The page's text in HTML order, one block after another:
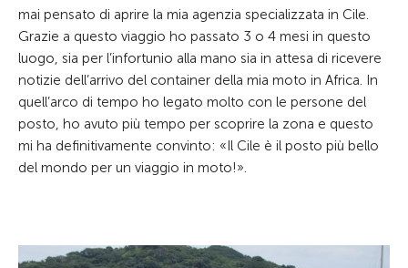
mai pensato di aprire la mia agenzia specializzata in Cile.
Grazie a questo viaggio ho passato 3 o 4 mesi in questo
luogo, sia per l’infortunio alla mano sia in attesa di ricevere
notizie dell’arrivo del container della mia moto in Africa. In
quell’arco di tempo ho legato molto con le persone del
posto, ho avuto più tempo per scoprire la zona e questo
mi ha definitivamente convinto: «Il Cile è il posto più bello
del mondo per un viaggio in moto!».